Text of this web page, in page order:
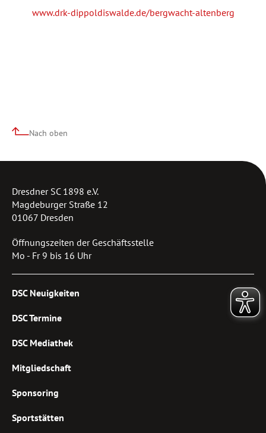
www.drk-dippoldiswalde.de/bergwacht-altenberg
Nach oben
Dresdner SC 1898 e.V.
Magdeburger Straße 12
01067 Dresden
Öffnungszeiten der Geschäftsstelle
Mo - Fr 9 bis 16 Uhr
DSC Neuigkeiten
DSC Termine
DSC Mediathek
Mitgliedschaft
Sponsoring
Sportstätten